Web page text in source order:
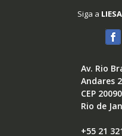
Siga a LIESA
Av. Rio
Andares
CEP
Rio de
+55 21